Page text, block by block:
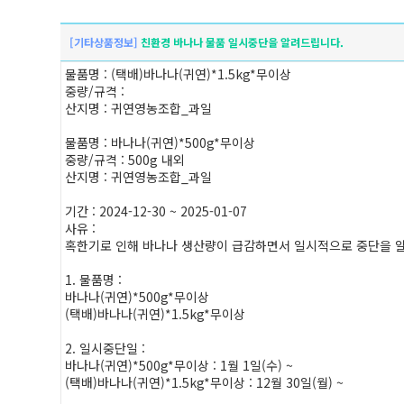
[기타상품정보] 친환경 바나나 물품 일시중단을 알려드립니다.
물품명 : (택배)바나나(귀연)*1.5kg*무이상
중량/규격 :
산지명 : 귀연영농조합_과일
물품명 : 바나나(귀연)*500g*무이상
중량/규격 : 500g 내외
산지명 : 귀연영농조합_과일
기간 : 2024-12-30 ~ 2025-01-07
사유 :
혹한기로 인해 바나나 생산량이 급감하면서 일시적으로 중단을
1. 물품명 :
바나나(귀연)*500g*무이상
(택배)바나나(귀연)*1.5kg*무이상
2. 일시중단일 :
바나나(귀연)*500g*무이상 : 1월 1일(수) ~
(택배)바나나(귀연)*1.5kg*무이상 : 12월 30일(월) ~